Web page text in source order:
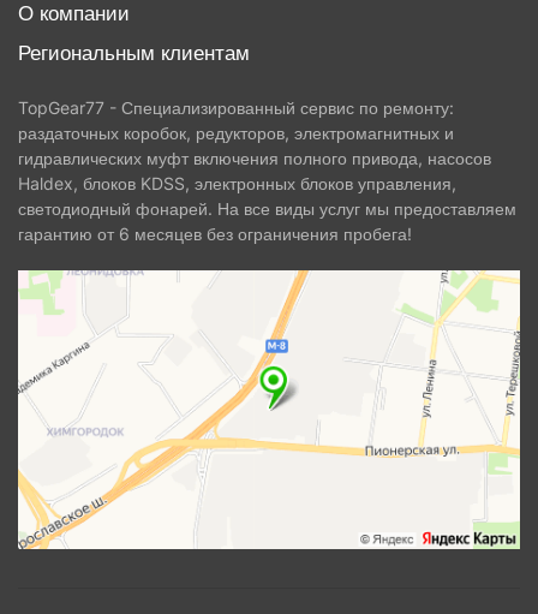
О компании
Региональным клиентам
TopGear77 - Специализированный сервис по ремонту:
раздаточных коробок, редукторов, электромагнитных и
гидравлических муфт включения полного привода, насосов
Haldex, блоков KDSS, электронных блоков управления,
светодиодный фонарей. На все виды услуг мы предоставляем
гарантию от 6 месяцев без ограничения пробега!